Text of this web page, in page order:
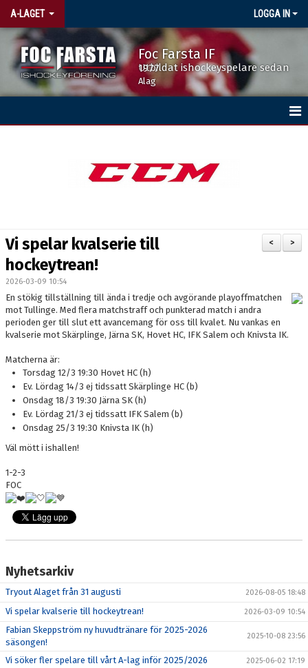
A-LAGET LOGGA IN
Foc Farsta IF
Utbildat ishockeyspelare sedan 1977
Alag
MATCHER
>
<
Vi spelar kvalserie till
hockeytrean!
2026-03-09 10:54
En stökig tillställning till ända i tredje och avgörande playoffmatchen
mot Tullinge. Med flera matchstraff och punkterad match i andra
perioden ger till slut ett avancemang för oss till kvalet. Nu vankas en
kvalserie mot Skärplinge, Järna SK, Hovet HC, IFK Salem och Knivsta IK.
Matcherna är:
Torsdag 12/3 19:30 Hovet HC (h)
Ev. Lördag 14/3 ej tidssatt Skärplinge HC (b)
Onsdag 18/3 19:30 Järna SK (h)
Ev. Lördag 21/3 ej tidssatt IFK Salem (b)
Onsdag 25/3 19:30 Knivsta IK (h)
Väl mött i ishallen!
1-2-3
FOC
Nyhetsarkiv
Tryout Alaget från 31 augusti 2026-08-05 18:48
Vi spelar kvalserie till hockeytrean! 2026-03-09 10:54
Fabian Skeppström ny huvudtränare för 2025-2026
säsongen!
2025-10-08 23:56
Vi söker fler spelare till vårt A-lag inför 2025/2026 2025-06-02 17:19